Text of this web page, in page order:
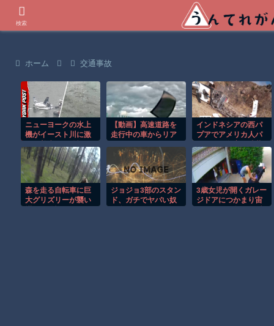
ホーム 交通事故
ニューヨークの水上
機がイースト川に激
瞬間！！
【動画】高速道路を
走行中の車からリア
事故(ﾟoﾟ)
インドネシアの西パ
プアでアメリカ人パ
組織が主張。
森を走る自転車に巨
大グリズリーが襲い
ジョジョ3部のスタン
ド、ガチでヤバい奴
3歳女児が開くガレー
ジドアにつかまり宙
検索